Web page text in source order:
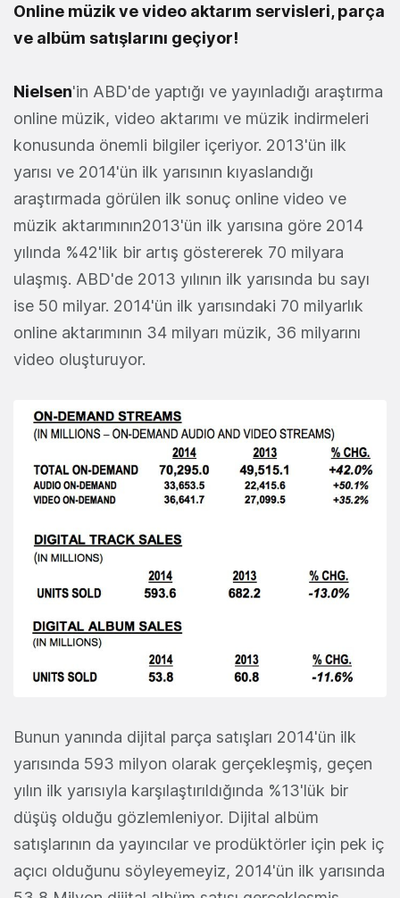
Online müzik ve video aktarım servisleri, parça
ve albüm satışlarını geçiyor!
Nielsen'in ABD'de yaptığı ve yayınladığı araştırma
online müzik, video aktarımı ve müzik indirmeleri
konusunda önemli bilgiler içeriyor. 2013'ün ilk
yarısı ve 2014'ün ilk yarısının kıyaslandığı
araştırmada görülen ilk sonuç online video ve
müzik aktarımının2013'ün ilk yarısına göre 2014
yılında %42'lik bir artış göstererek 70 milyara
ulaşmış. ABD'de 2013 yılının ilk yarısında bu sayı
ise 50 milyar. 2014'ün ilk yarısındaki 70 milyarlık
online aktarımının 34 milyarı müzik, 36 milyarını
video oluşturuyor.
Bunun yanında dijital parça satışları 2014'ün ilk
yarısında 593 milyon olarak gerçekleşmiş, geçen
yılın ilk yarısıyla karşılaştırıldığında %13'lük bir
düşüş olduğu gözlemleniyor. Dijital albüm
satışlarının da yayıncılar ve prodüktörler için pek iç
açıcı olduğunu söyleyemeyiz, 2014'ün ilk yarısında